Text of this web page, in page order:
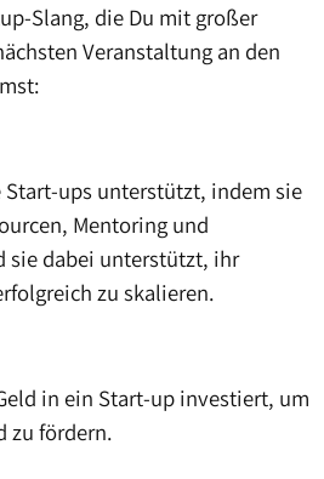
Slang, die Du mit großer
Veranstaltung an den
ups unterstützt, indem sie
Mentoring und
sie dabei unterstützt, ihr
zu skalieren.
in ein Start-up investiert, um
zu fördern.